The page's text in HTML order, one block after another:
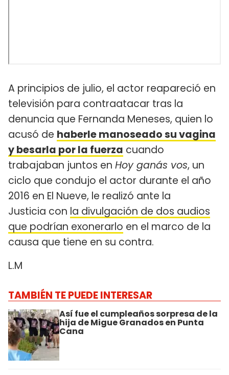
A principios de julio, el actor reapareció en
televisión para contraatacar tras la
denuncia que Fernanda Meneses, quien lo
acusó de haberle manoseado su vagina
y besarla por la fuerza cuando
trabajaban juntos en Hoy ganás vos, un
ciclo que condujo el actor durante el año
2016 en El Nueve, le realizó ante la
Justicia con la divulgación de dos audios
que podrían exonerarlo en el marco de la
causa que tiene en su contra.
L.M
TAMBIÉN TE PUEDE INTERESAR
Así fue el cumpleaños sorpresa de la
hija de Migue Granados en Punta
Cana